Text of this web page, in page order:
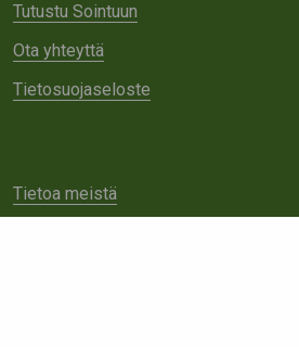
Tutustu Sointuun
Ota yhteyttä
Tietosuojaseloste
Tietoa meistä